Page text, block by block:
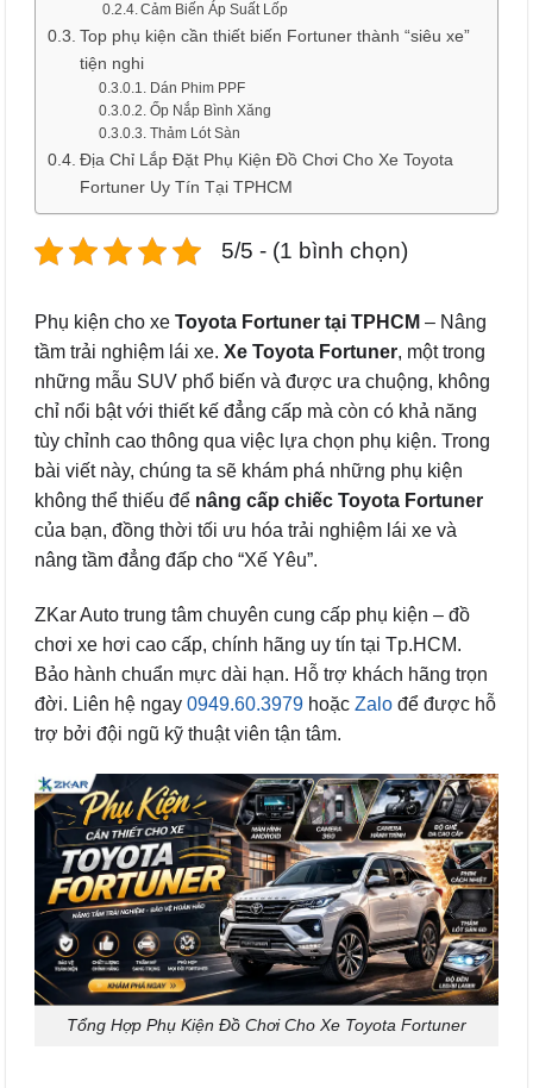
Cảm Biến Áp Suất Lốp
Top phụ kiện cần thiết biến Fortuner thành “siêu xe”
tiện nghi
Dán Phim PPF
Ốp Nắp Bình Xăng
Thảm Lót Sàn
Địa Chỉ Lắp Đặt Phụ Kiện Đồ Chơi Cho Xe Toyota
Fortuner Uy Tín Tại TPHCM
5/5 - (1 bình chọn)
Phụ kiện cho xe Toyota Fortuner tại TPHCM – Nâng
tầm trải nghiệm lái xe. Xe Toyota Fortuner, một trong
những mẫu SUV phổ biến và được ưa chuộng, không
chỉ nổi bật với thiết kế đẳng cấp mà còn có khả năng
tùy chỉnh cao thông qua việc lựa chọn phụ kiện. Trong
bài viết này, chúng ta sẽ khám phá những phụ kiện
không thể thiếu để nâng cấp chiếc Toyota Fortuner
của bạn, đồng thời tối ưu hóa trải nghiệm lái xe và
nâng tầm đẳng đấp cho “Xế Yêu”.
ZKar Auto trung tâm chuyên cung cấp phụ kiện – đồ
chơi xe hơi cao cấp, chính hãng uy tín tại Tp.HCM.
Bảo hành chuẩn mực dài hạn. Hỗ trợ khách hãng trọn
đời. Liên hệ ngay 0949.60.3979 hoặc Zalo để được hỗ
trợ bởi đội ngũ kỹ thuật viên tận tâm.
Tổng Hợp Phụ Kiện Đồ Chơi Cho Xe Toyota Fortuner